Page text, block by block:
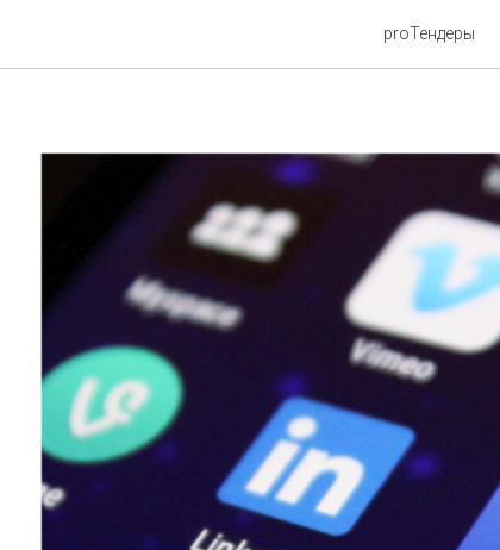
proТендеры
Госзакупки в соцсетях